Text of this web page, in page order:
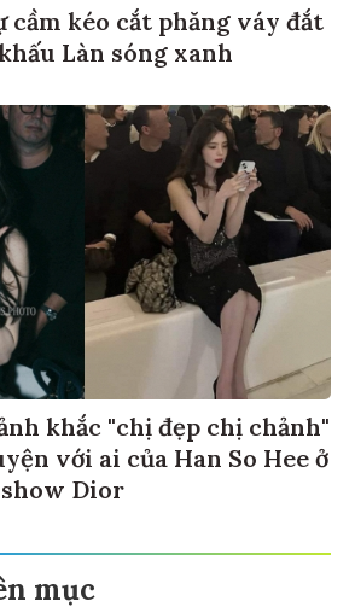
cầm kéo cắt phăng váy đắt
Làn sóng xanh
khắc "chị đẹp chị chảnh"
với ai của Han So Hee ở
Dior
mục